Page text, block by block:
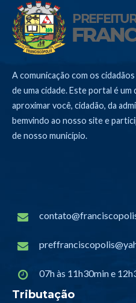
A comunicação com os
de uma cidade. Este portal é um
aproximar você, cidadão, da
bemvindo ao nosso site e
de nosso município.
07h às 11h30min e
Tributação